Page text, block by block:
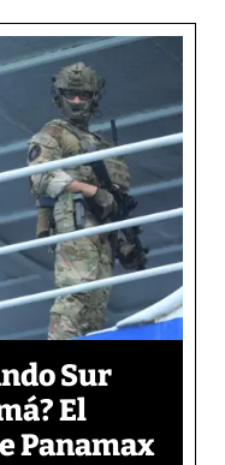
Sur
El
Panamax